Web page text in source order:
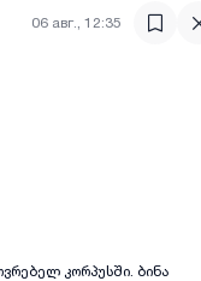
06 авг., 12:35
კორპუსში. ბინა